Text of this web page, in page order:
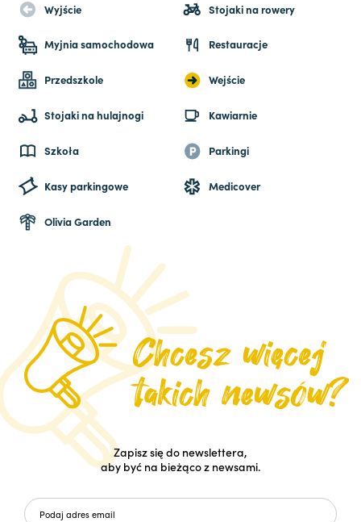
Wyjście Stojaki na rowery
Myjnia samochodowa Restauracje
Przedszkole Wejście
Stojaki na hulajnogi Kawiarnie
Szkoła Parkingi
Kasy parkingowe Medicover
Olivia Garden
Zapisz się do newslettera,
aby być na bieżąco z newsami.